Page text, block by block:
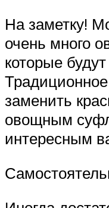
На заметку!
очень много
которые
заменить
овощным
интересным